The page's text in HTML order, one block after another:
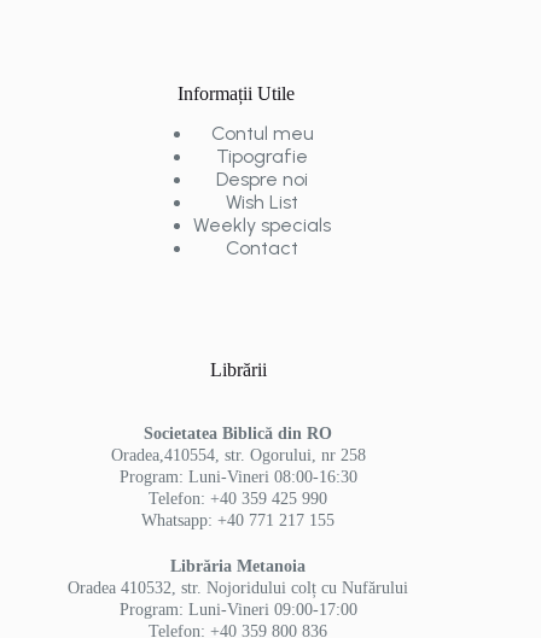
Informații Utile
Contul meu
Tipografie
Despre noi
Wish List
Weekly specials
Contact
Librării
Societatea Biblică din RO
Oradea,410554, str. Ogorului, nr 258
Program: Luni-Vineri 08:00-16:30
Telefon: +40 359 425 990
Whatsapp: +40 771 217 155
Librăria Metanoia
Oradea 410532, str. Nojoridului colț cu Nufărului
Program: Luni-Vineri 09:00-17:00
Telefon: +40 359 800 836